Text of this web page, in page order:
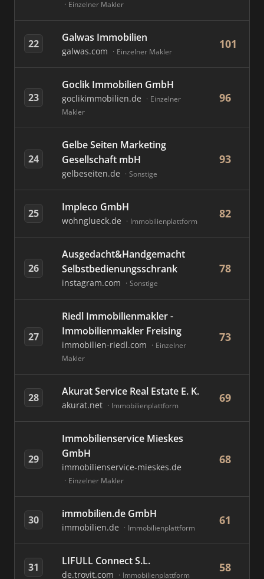
Einzelner Makler
22 Galwas Immobilien
galwas.com Einzelner Makler
101
23
Goclik Immobilien GmbH
goclikimmobilien.de
Einzelner
Makler
96
24
Gelbe Seiten Marketing
Gesellschaft mbH
gelbeseiten.de Sonstige
93
25 Impleco GmbH
wohnglueck.de Immobilienplattform
82
26
Ausgedacht&Handgemacht
Selbstbedienungsschrank
instagram.com Sonstige
78
27
Riedl Immobilienmakler -
Immobilienmakler Freising
immobilien-riedl.com
Einzelner
Makler
73
28 Akurat Service Real Estate E. K.
akurat.net Immobilienplattform
69
29
Immobilienservice Mieskes
GmbH
immobilienservice-mieskes.de
Einzelner Makler
68
30 immobilien.de GmbH
immobilien.de Immobilienplattform
61
31 LIFULL Connect S.L.
de.trovit.com Immobilienplattform
58